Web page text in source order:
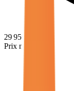
29 950
Prix minimum